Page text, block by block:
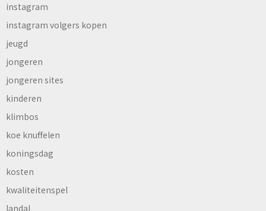
instagram
instagram volgers kopen
jeugd
jongeren
jongeren sites
kinderen
klimbos
koe knuffelen
koningsdag
kosten
kwaliteitenspel
landal